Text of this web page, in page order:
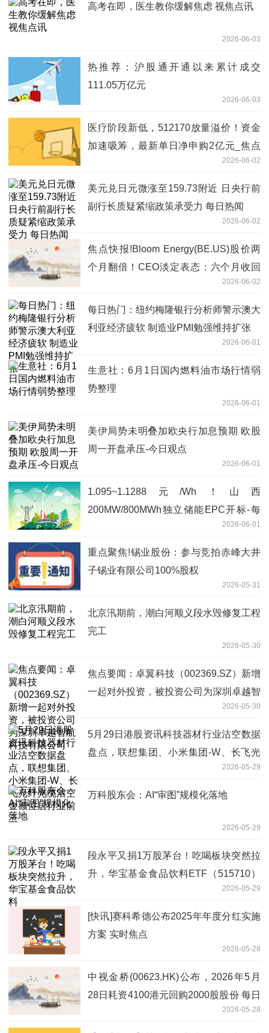
高考在即，医生教你缓解焦虑 视焦点讯
2026-06-03
热推荐：沪股通开通以来累计成交
111.05万亿元
2026-06-03
医疗阶段新低，512170放量溢价！资金
加速吸筹，最新单日净申购2亿元_焦点
2026-06-02
美元兑日元微涨至159.73附近 日央行前
副行长质疑紧缩政策承受力 每日热闻
2026-06-02
焦点快报!Bloom Energy(BE.US)股价两
个月翻倍！CEO淡定表态：六个月收回
2026-06-02
每日热门：纽约梅隆银行分析师警示澳大
利亚经济疲软 制造业PMI勉强维持扩张
2026-06-01
生意社：6月1日国内燃料油市场行情弱
势整理
2026-06-01
美伊局势未明叠加欧央行加息预期 欧股
周一开盘承压-今日观点
2026-06-01
1.095~1.1288元/Wh！山西
200MW/800MWh独立储能EPC开标-每
2026-06-01
重点聚焦!锡业股份：参与竞拍赤峰大井
子锡业有限公司100%股权
2026-05-31
北京汛期前，潮白河顺义段水毁修复工程
完工
2026-05-30
焦点要闻：卓翼科技（002369.SZ）新增
一起对外投资，被投资公司为深圳卓越智
2026-05-30
5月29日港股资讯科技器材行业沽空数据
盘点，联想集团、小米集团-W、长飞光
2026-05-29
万科股东会：AI“审图”规模化落地
2026-05-29
段永平又捐1万股茅台！吃喝板块突然拉
升，华宝基金食品饮料ETF（515710）
2026-05-29
[快讯]赛科希德公布2025年年度分红实施
方案 实时焦点
2026-05-28
中视金桥(00623.HK)公布，2026年5月
28日耗资4100港元回购2000股股份 每日
2026-05-28